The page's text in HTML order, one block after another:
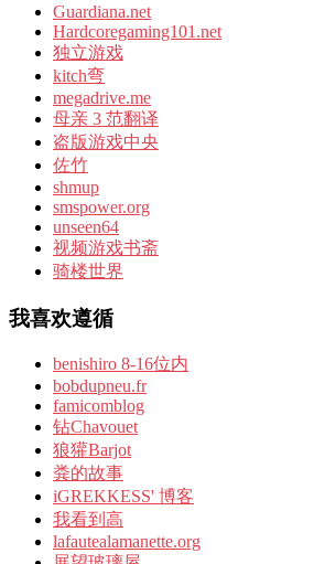
Guardiana.net
Hardcoregaming101.net
独立游戏
kitch弯
megadrive.me
母亲 3 范翻译
盗版游戏中央
佐竹
shmup
smspower.org
unseen64
视频游戏书斋
骑楼世界
我喜欢遵循
benishiro 8-16位内
bobdupneu.fr
famicomblog
钻Chavouet
狼獾Barjot
粪的故事
iGREKKESS' 博客
我看到高
lafautealamanette.org